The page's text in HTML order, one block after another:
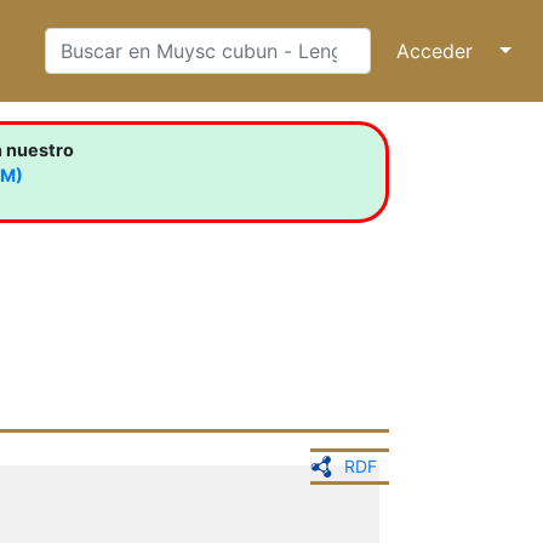
Acceder ↓
nuestro
RDF